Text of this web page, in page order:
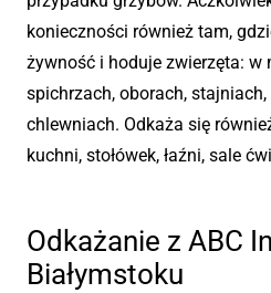
konieczności również tam,
żywność i hoduje zwierzęta: w
spichrzach, oborach,
chlewniach. Odkaża się
kuchni, stołówek, łaźni, sale
Odkażanie z ABC
Białymstoku